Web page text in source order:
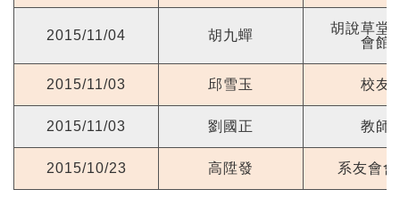
2015/11/04 胡九蟬
胡說草堂
會館
2015/11/03 邱雪玉 校友
2015/11/03 劉國正 教師
2015/10/23 高陞發 系友會